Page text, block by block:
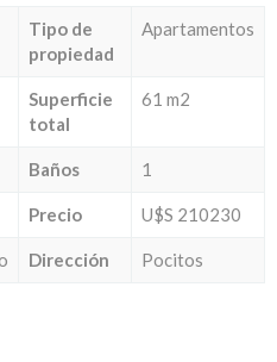
Tipo de
propiedad
Apartamentos
Superficie
total
61 m2
Baños 1
Precio U$S 210230
Dirección Pocitos